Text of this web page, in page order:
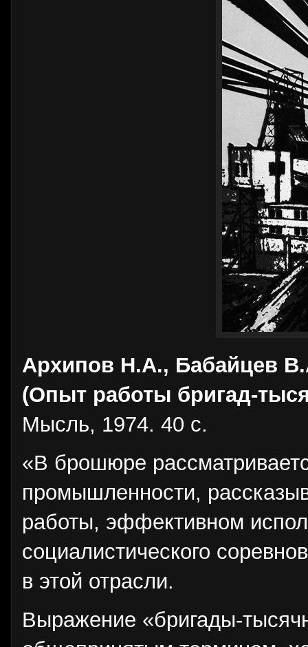
Архипов Н.А., Бабайцев
(Опыт работы бригад-
Мысль, 1974. 40 с.
«В брошюре
промышленности,
работы, эффективном
социалистического
в этой отрасли.
Выражение «бригады-